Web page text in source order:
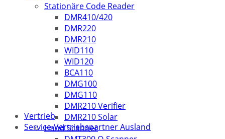
Stationäre Code Reader
DMR410/420
DMR220
DMR210
WID110
WID120
BCA110
DMG100
DMG110
DMR210 Verifier
DMR210 Solar
Hand Scanner
Vertrieb
Service-Vertriebspartner Ausland